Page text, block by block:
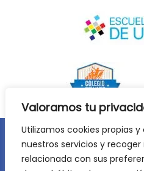
Valoramos tu
Utilizamos cookies propias
nuestros servicios y
relacionada con sus
Aviso legal
Política